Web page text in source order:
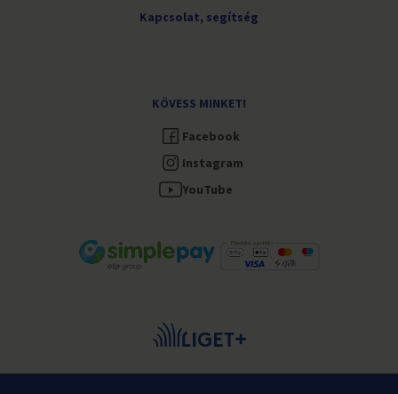
Kapcsolat, segítség
KÖVESS MINKET!
Facebook
Instagram
YouTube